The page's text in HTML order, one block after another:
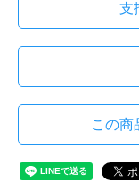
支
この商